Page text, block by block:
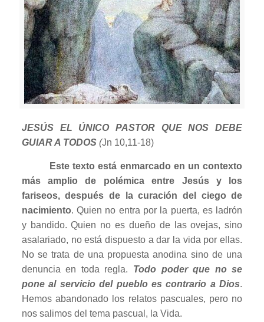
JESÚS EL ÚNICO PASTOR QUE NOS DEBE
GUIAR A TODOS (Jn 10,11-18)
Este texto está enmarcado en un contexto
más amplio de polémica entre Jesús y los
fariseos, después de la curación del ciego de
nacimiento. Quien no entra por la puerta, es ladrón
y bandido. Quien no es dueño de las ovejas, sino
asalariado, no está dispuesto a dar la vida por ellas.
No se trata de una propuesta anodina sino de una
denuncia en toda regla. Todo poder que no se
pone al servicio del pueblo es contrario a Dios.
Hemos abandonado los relatos pascuales, pero no
nos salimos del tema pascual, la Vida.